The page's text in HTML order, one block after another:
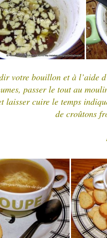
votre bouillon et à l’aide
passer le tout au
laisser cuire le temps
de croûtons